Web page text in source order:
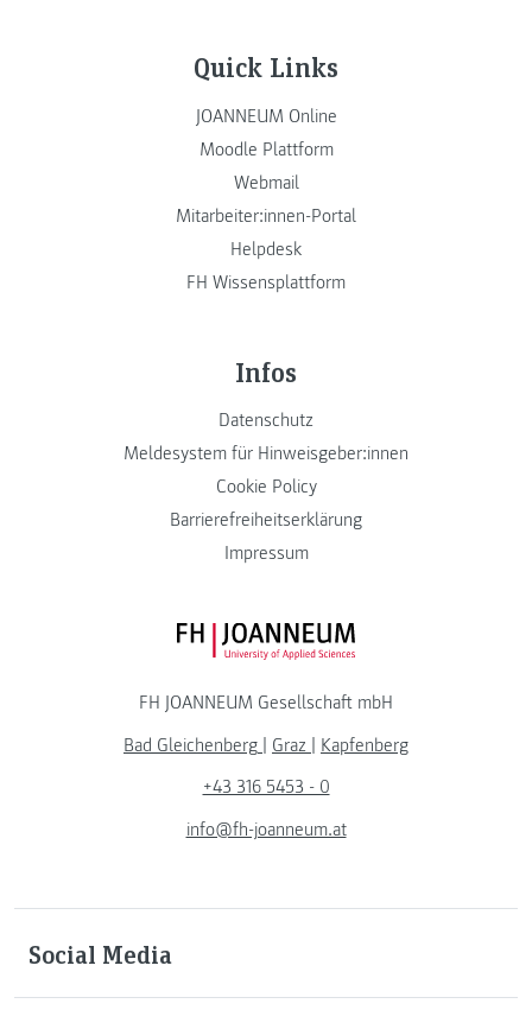
Quick Links
JOANNEUM Online
Moodle Plattform
Webmail
Mitarbeiter:innen-Portal
Helpdesk
FH Wissensplattform
Infos
Datenschutz
Meldesystem für Hinweisgeber:innen
Cookie Policy
Barrierefreiheitserklärung
Impressum
FH JOANNEUM Logo
FH JOANNEUM Gesellschaft mbH
Bad Gleichenberg | Graz | Kapfenberg
+43 316 5453 - 0
info@fh-joanneum.at
Social Media